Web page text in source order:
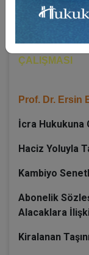
Ceza
27 ARALIK
11:00 - İCRA –
ÇALIŞMASI
Prof. Dr. Ersin
İcra Hukukuna
Haciz Yoluyla
Kambiyo
Abonelik
Alacaklara
Kiralanan